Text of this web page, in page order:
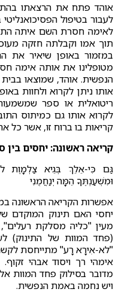
אוהד פתח את הרצאתו
לעבור בטיפול
לאימה חסרת השם איתה
תוך אמו וקבלתה חזקה
במזמור באופן שיאיר את
מטופלינו את אותה אימה
הנפשית. אוהד, שמוצאו
אותו ניתן לקרוא ולחוות
ריטואלית או ספר
לקרוא אותו גם כמיתוס
קריאות בו ברוח זו, אשר כל
קריאה ראשונה: יחסים בין
גַּם כִּי-אֵלֵךְ בְּגֵיא צַלְמָוֶת
וּמִשְׁעַנְתֶּךָ הֵמָּה יְנַחֲמֻנִי
אפשרות הקריאה הראשונה
יחסי האם תינוק המוקדם
מעין "כליה מסלקת
(פחד המוות של התינוק)
"לא-אִירָא רָע" מתייחסת
אימהי רך ויסוד אבהי
מדובר בסילוק פחד המוות
ויש נחמה באמת הנפשית.